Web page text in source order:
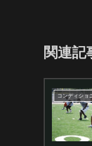
関連記
コンディショ